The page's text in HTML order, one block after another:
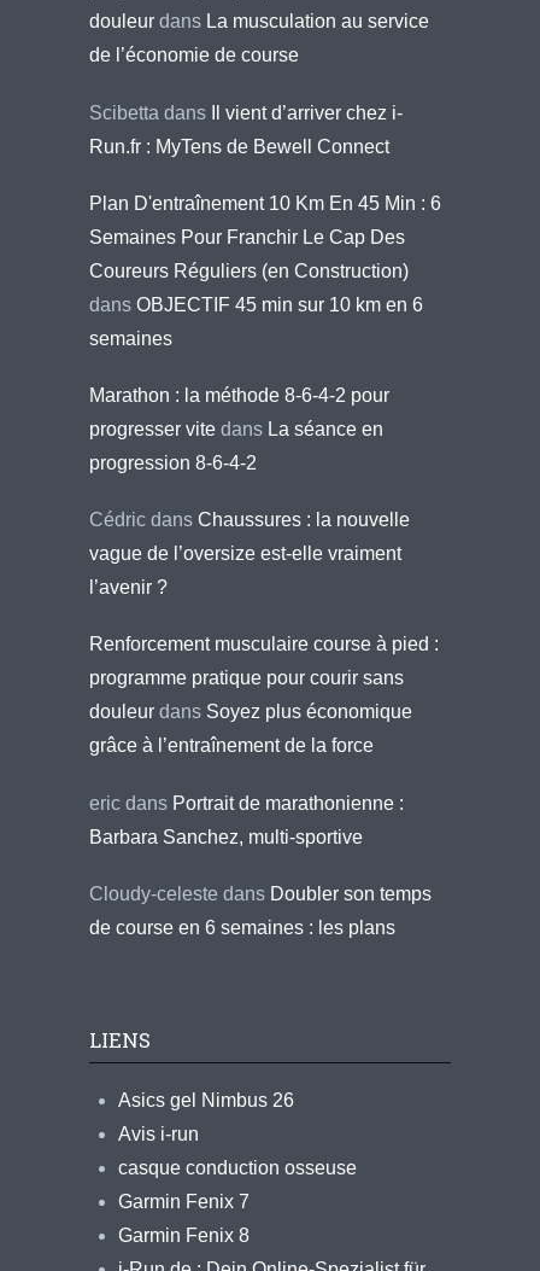
douleur dans La musculation au service
de l’économie de course
Scibetta dans
Il vient d’arriver chez i-
Run.fr : MyTens de Bewell Connect
Plan D'entraînement 10 Km En 45 Min : 6
Semaines Pour Franchir Le Cap Des
Coureurs Réguliers (en Construction)
dans OBJECTIF 45 min sur 10 km en 6
semaines
Marathon : la méthode 8-6-4-2 pour
progresser vite dans La séance en
progression 8-6-4-2
Cédric dans Chaussures : la nouvelle
vague de l’oversize est-elle vraiment
l’avenir ?
Renforcement musculaire course à pied :
programme pratique pour courir sans
douleur dans Soyez plus économique
grâce à l’entraînement de la force
eric dans Portrait de marathonienne :
Barbara Sanchez, multi-sportive
Cloudy-celeste dans Doubler son temps
de course en 6 semaines : les plans
LIENS
Asics gel Nimbus 26
Avis i-run
casque conduction osseuse
Garmin Fenix 7
Garmin Fenix 8